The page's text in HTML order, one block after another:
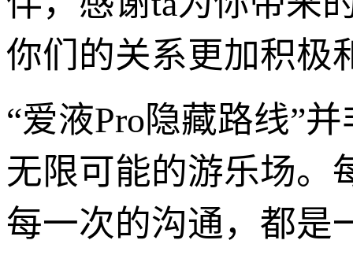
你们的关系更加积极
“爱液Pro隐藏路线”
无限可能的游乐场。
每一次的沟通，都是